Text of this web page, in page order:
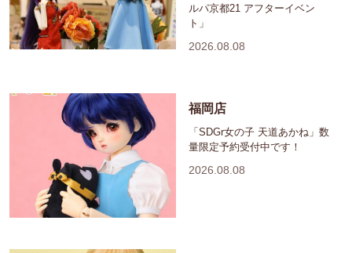
ルパ京都21 アフターイベン
ト」
2026.08.08
福岡店
「SDGr女の子 天道あかね」数
量限定予約受付中です！
2026.08.08